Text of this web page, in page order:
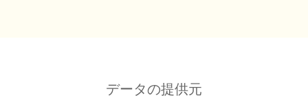
データの提供元